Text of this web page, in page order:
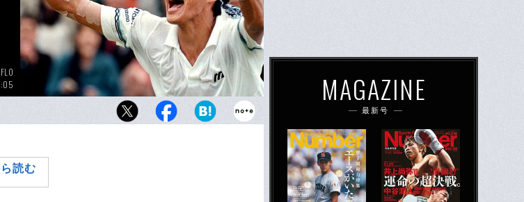
1995年のウィンブルドンで、日本人の男子選手62年ぶり
読む
MAGAZINE
最新号